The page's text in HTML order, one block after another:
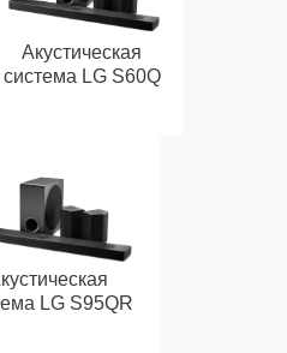
Акустическая
система LG S60Q
LG S95QR